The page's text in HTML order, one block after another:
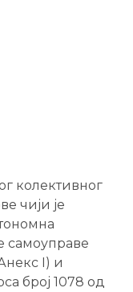
колективног
чији је
самоуправе
I) и
број 1078 од